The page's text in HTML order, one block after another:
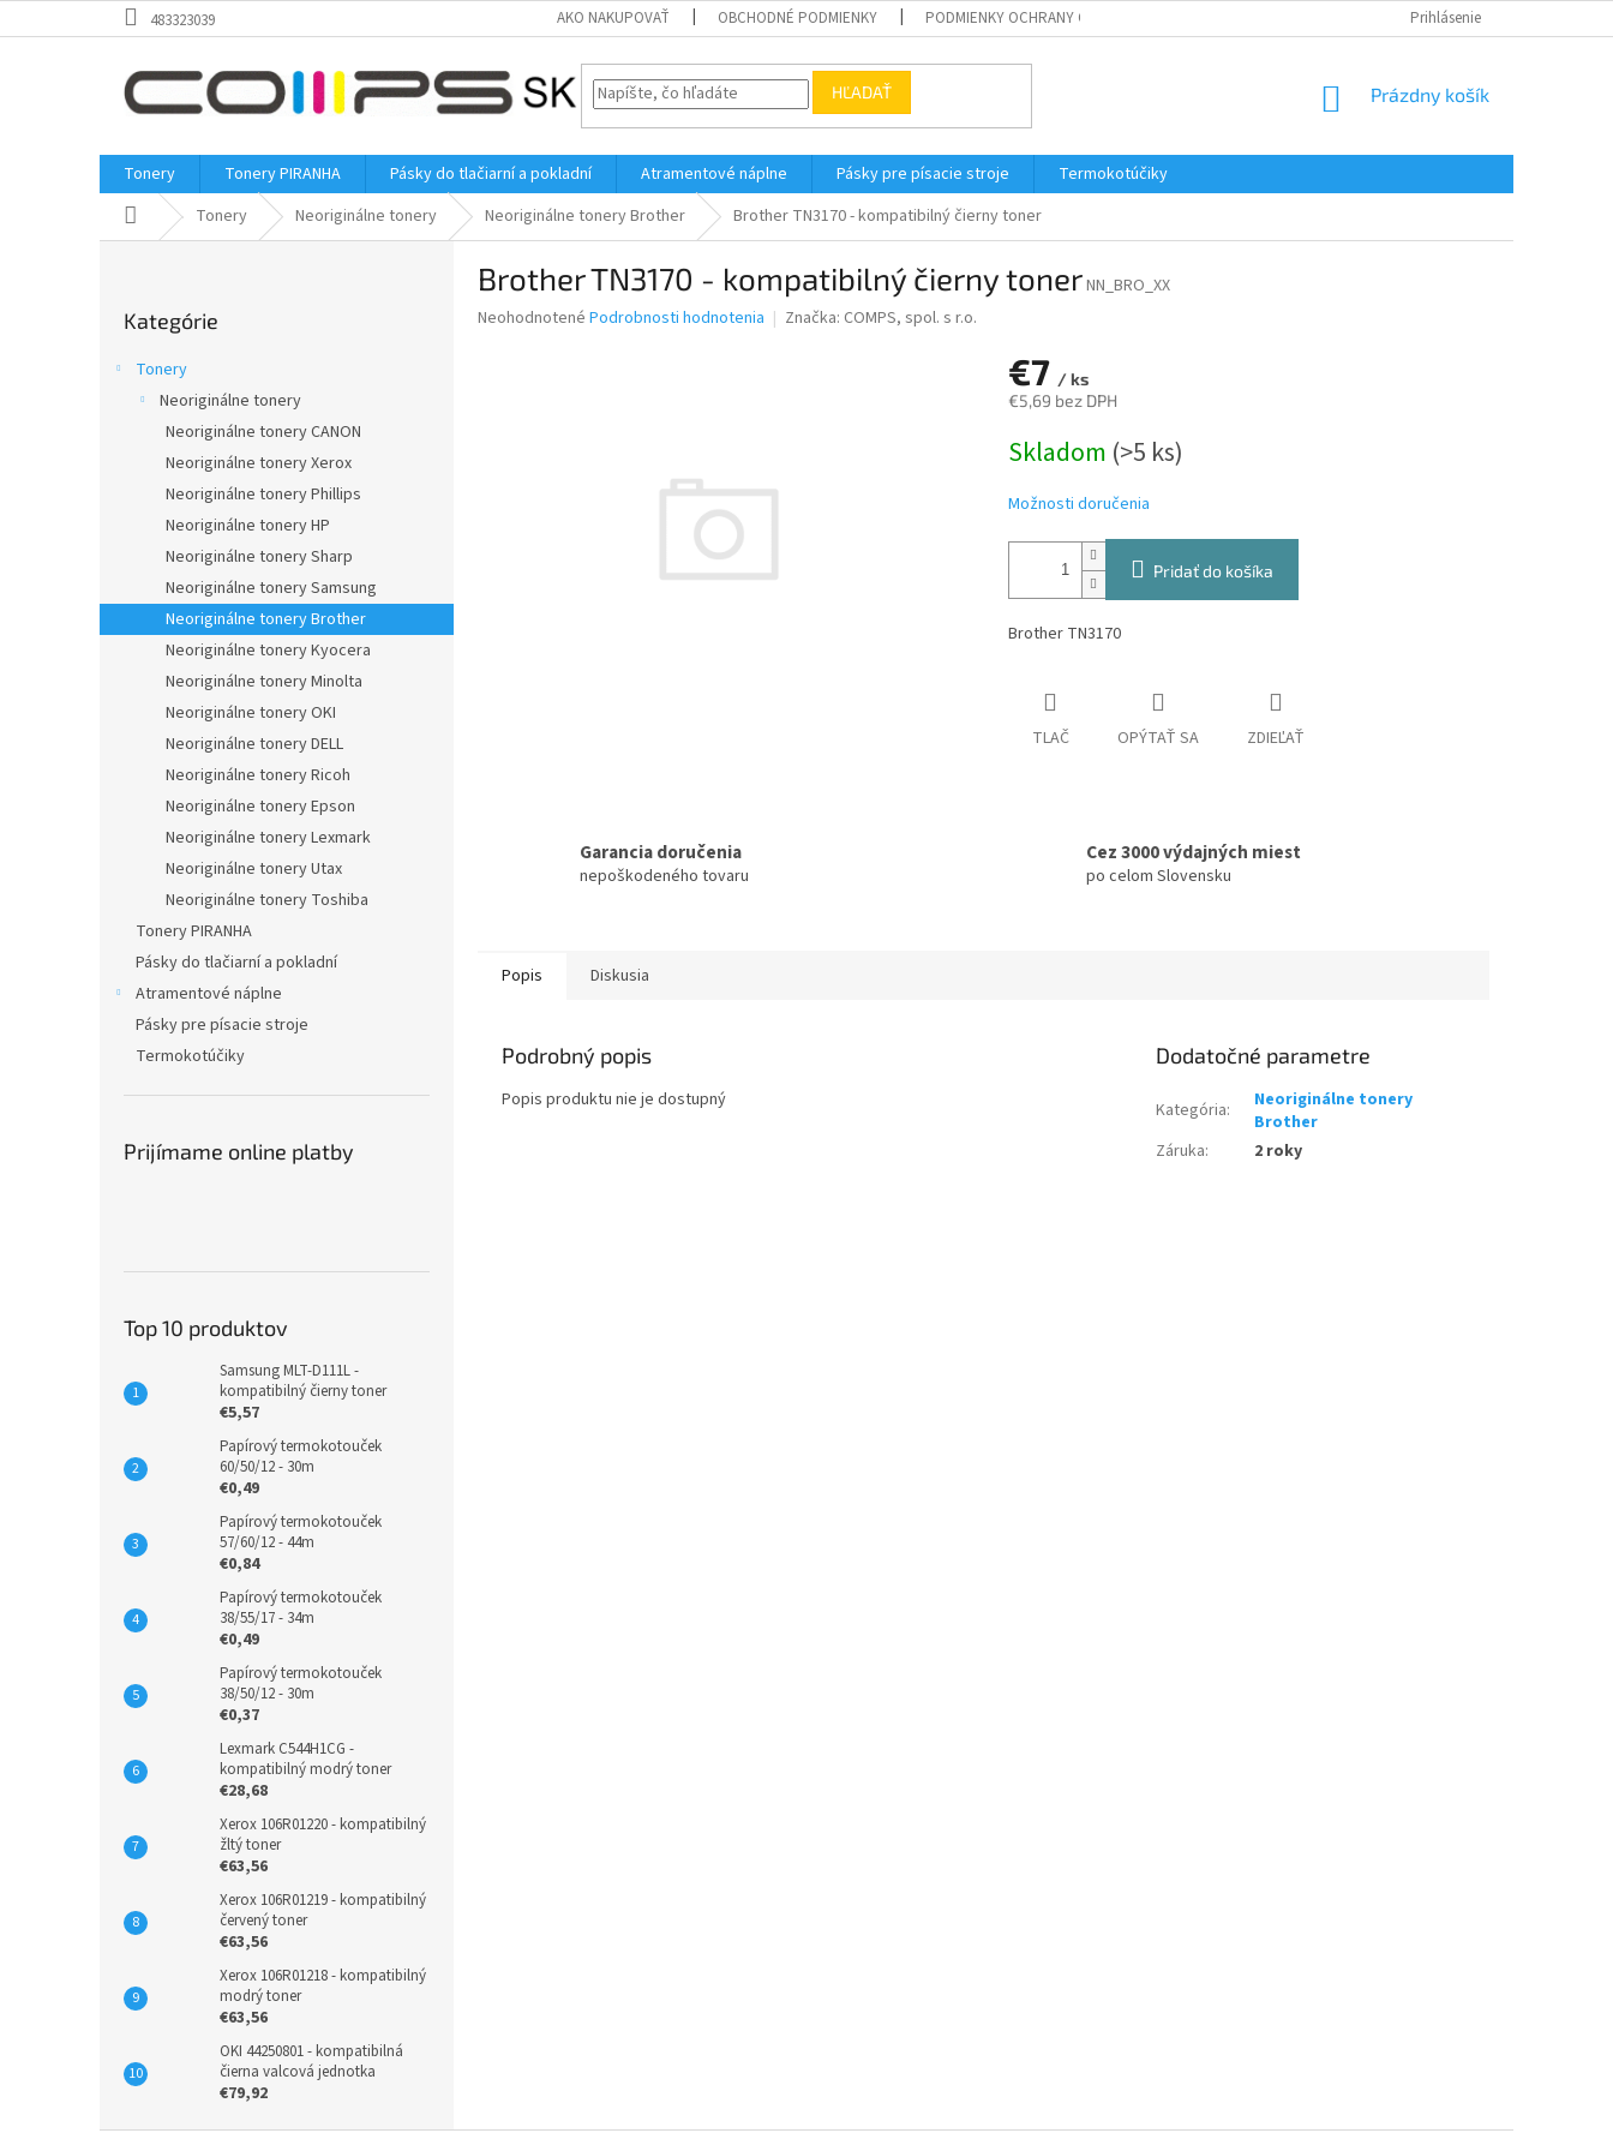
na
483323039 AKO NAKUPOVAŤ OBCHODNÉ PODMIENKY PODMIENKY OCHRANY OSOBNÝCH ÚDAJOV KONTAKTY
Prihlásenie
HĽADAŤ
NÁKUPNÝ
Prázdny košík
Tonery Tonery PIRANHA Pásky do tlačiarní a pokladní Atramentové náplne Pásky pre písacie stroje
Termokotúčiky
Domov Tonery Neoriginálne tonery Neoriginálne tonery Brother Brother TN3170 - kompatibilný čierny toner
kategórie
Kategórie
Tonery
Neoriginálne tonery
Neoriginálne tonery CANON
Neoriginálne tonery Xerox
Neoriginálne tonery Phillips
Neoriginálne tonery HP
Neoriginálne tonery Sharp
Neoriginálne tonery Samsung
Neoriginálne tonery Brother
Neoriginálne tonery Kyocera
Neoriginálne tonery Minolta
Neoriginálne tonery OKI
Neoriginálne tonery DELL
Neoriginálne tonery Ricoh
Neoriginálne tonery Epson
Neoriginálne tonery Lexmark
Neoriginálne tonery Utax
Neoriginálne tonery Toshiba
Tonery PIRANHA
Pásky do tlačiarní a pokladní
Atramentové náplne
Pásky pre písacie stroje
Termokotúčiky
Prijímame online platby
Top 10 produktov
Samsung MLT-D111L -
kompatibilný čierny toner
€5,57
Papírový termokotouček
60/50/12 - 30m
€0,49
Papírový termokotouček
57/60/12 - 44m
€0,84
Papírový termokotouček
38/55/17 - 34m
€0,49
Papírový termokotouček
38/50/12 - 30m
€0,37
Lexmark C544H1CG -
kompatibilný modrý toner
€28,68
Xerox 106R01220 - kompatibilný
žltý toner
€63,56
Xerox 106R01219 - kompatibilný
červený toner
€63,56
Xerox 106R01218 - kompatibilný
modrý toner
€63,56
OKI 44250801 - kompatibilná
čierna valcová jednotka
€79,92
Brother TN3170 - kompatibilný čierny tonerNN_BRO_XX
Priemerné
Neohodnotené Podrobnosti hodnotenia Značka: COMPS, spol. s r.o.
€7 / ks
€5,69 bez DPH
cena:
Skladom (>5 ks)
Možnosti doručenia
Pridať do košíka
Brother TN3170
TLAČ OPÝTAŤ SA ZDIEĽAŤ
Garancia doručenia
nepoškodeného tovaru
Cez 3000 výdajných miest
po celom Slovensku
Popis Diskusia
Podrobný popis
Popis produktu nie je dostupný
Dodatočné parametre
Kategória:
Neoriginálne tonery
Brother
Záruka: 2 roky